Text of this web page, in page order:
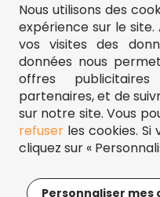
PrixLe moins cher
% de Réduction
fou-de-puzzle.com : le site
© Fou-de-
Nous utilisons des
expérience sur le site.
vos visites des
données nous
offres
partenaires, et de
sur notre site. Vous
refuserles cookies. Si
cliquez sur «
Personnaliser mes